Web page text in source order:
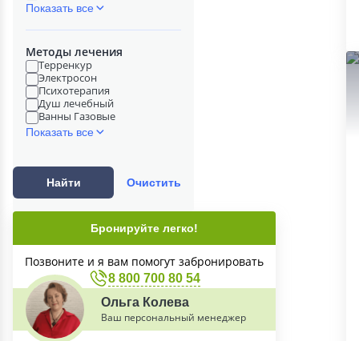
Показать все
Методы лечения
Терренкур
Электросон
Психотерапия
Душ лечебный
Ванны Газовые
Показать все
Найти Очистить
Бронируйте легко!
Позвоните и я вам помогут забронировать
8 800 700 80 54
Ольга Колева
Ваш персональный менеджер